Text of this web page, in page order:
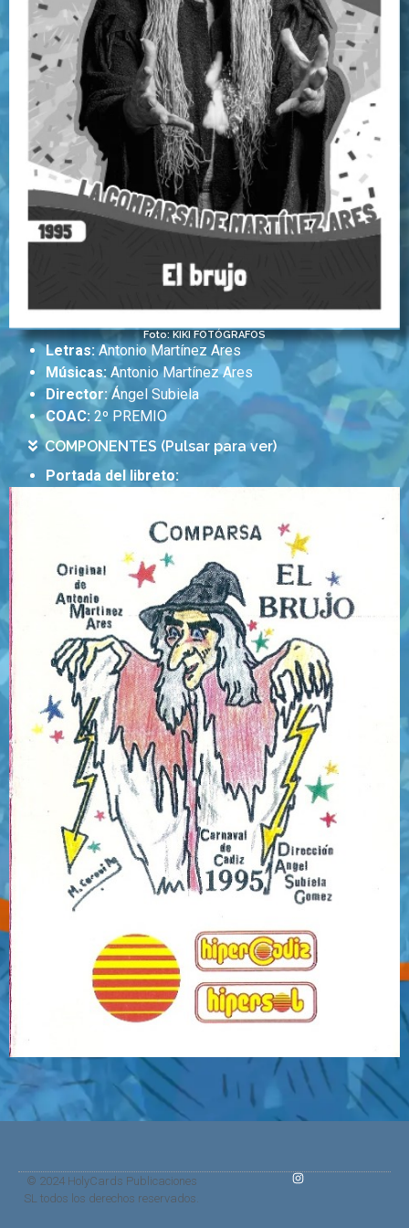
Foto: KIKI FOTÓGRAFOS
Letras:Antonio Martínez Ares
Músicas: Antonio Martínez Ares
Director:Ángel Subiela
COAC: 2º PREMIO
COMPONENTES (Pulsar para ver)
Portada del libreto:
© 2024 HolyCards Publicaciones
SL todos los derechos reservados.